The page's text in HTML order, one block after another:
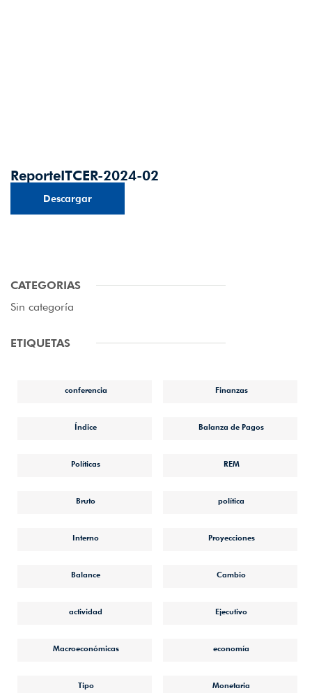
ReporteITCER-2024-02
Descargar
CATEGORIAS
Sin categoría
ETIQUETAS
conferencia Finanzas
Índice Balanza de Pagos
Políticas REM
Bruto política
Interno Proyecciones
Balance Cambio
actividad Ejecutivo
Macroeconómicas economía
Tipo Monetaria